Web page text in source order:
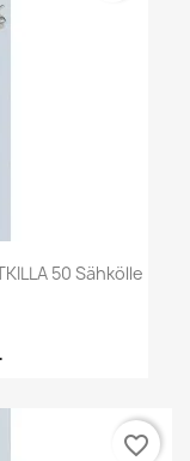
50 Sähkölle
favorite_border